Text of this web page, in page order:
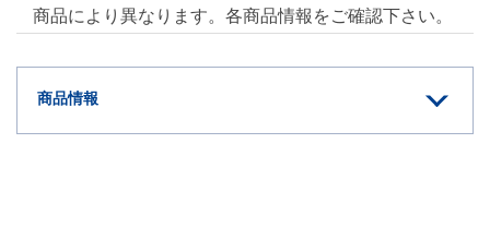
商品により異なります。各商品情報をご確認下さい。
商品情報